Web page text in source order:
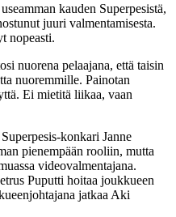
kauden Superpesistä,
juuri valmentamisesta.
nopeasti.
nuorena pelaajana, että taisin
nuoremmille. Painotan
Ei mietitä liikaa, vaan
konkari Janne
pienempään rooliin, mutta
videovalmentajana.
Puputti hoitaa joukkueen
jatkaa Aki